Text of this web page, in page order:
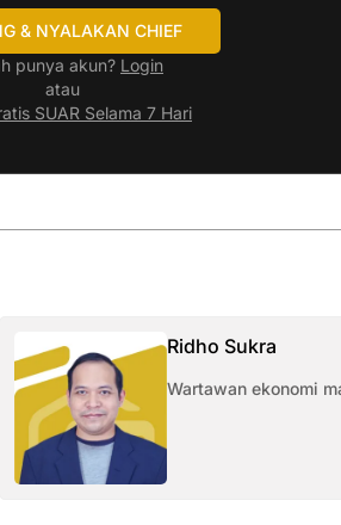
& NYALAKAN CHIEF
punya akun? Login
atau
SUAR Selama 7 Hari
Ridho Sukra
Wartawan ekonomi